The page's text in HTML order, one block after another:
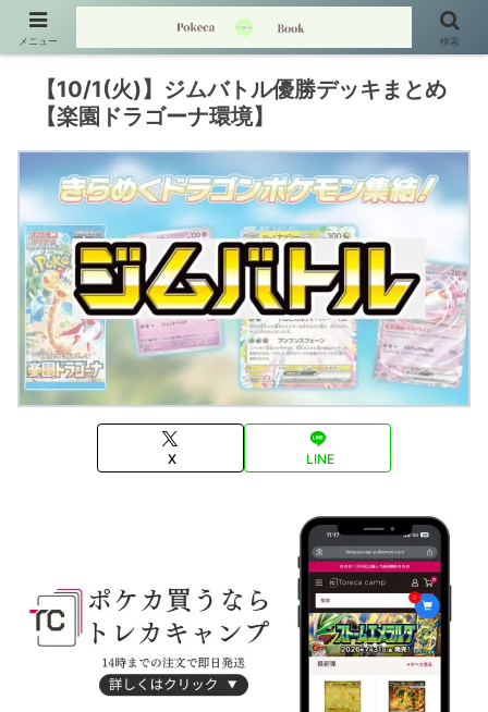
【10/1(火)】ジムバトル優勝デッキまとめ
【楽園ドラゴーナ環境】
X LINE
メニュー 検索